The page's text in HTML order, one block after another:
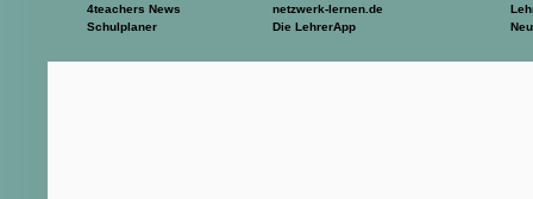
4teachers News
Schulplaner
netzwerk-lernen.de
Die LehrerApp